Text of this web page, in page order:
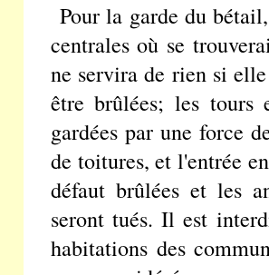
Pour la garde du
centrales où se
ne servira de rien si
être brûlées; les tours
gardées par une force
de toitures, et l'entrée
défaut brûlées et les
seront tués. Il est
habitations des